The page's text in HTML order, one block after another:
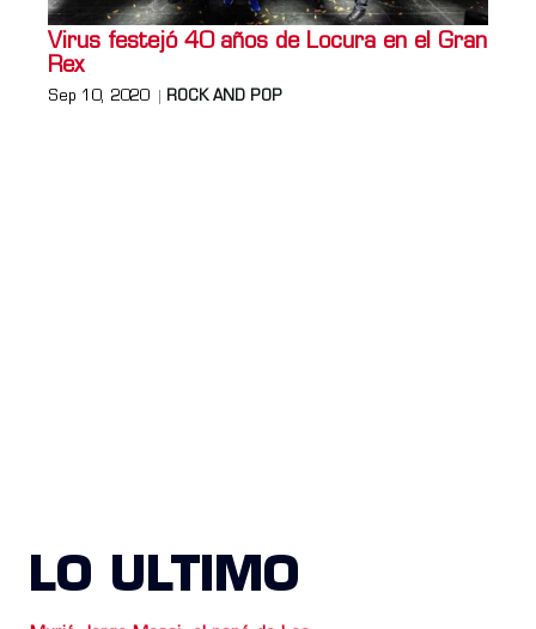
Virus festejó 40 años de Locura en el Gran
Rex
Sep 10, 2020 ROCK AND POP
LO ULTIMO